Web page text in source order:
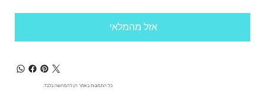
אזל מהמלאי
כל התמונות באתר הן להמחשה בלבד.